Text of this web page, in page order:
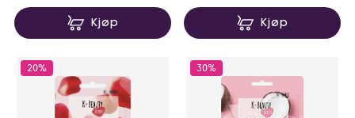
Kjøp Kjøp
20% 30%